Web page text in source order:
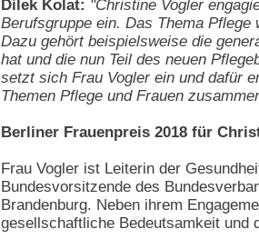
Dilek Kolat: "Christine Vogler
Berufsgruppe ein. Das Thema
Dazu gehört beispielsweise die
hat und die nun Teil des neuen
setzt sich Frau Vogler ein und dafür
Themen Pflege und Frauen
Berliner Frauenpreis 2018 für
Frau Vogler ist Leiterin der
Bundesvorsitzende des
Brandenburg. Neben ihrem
gesellschaftliche Bedeutsamkeit und